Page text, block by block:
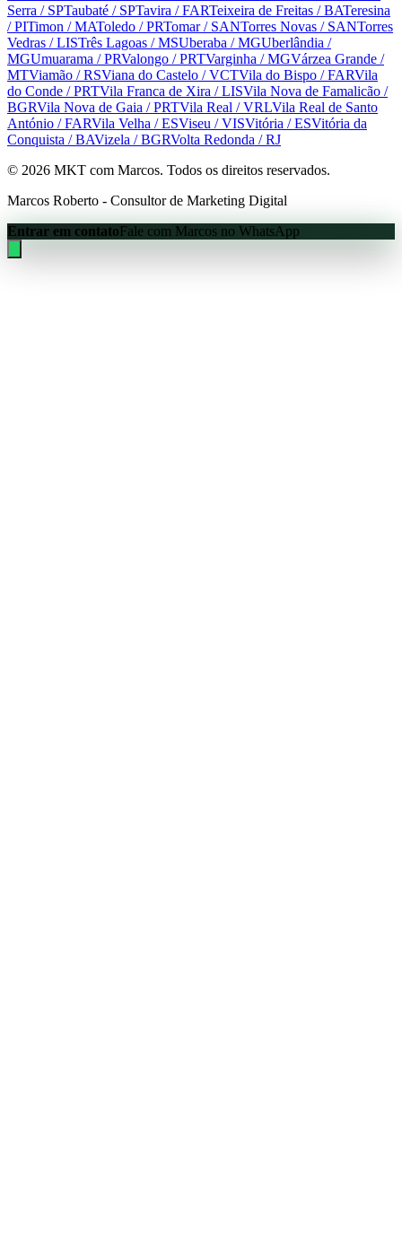
Serra / SPTaubaté / SPTavira / FARTeixeira de Freitas / BATeresina
/ PITimon / MAToledo / PRTomar/ SANTorres Novas / SANTorres
Vedras / LISTrês Lagoas / MSUberaba / MGUberlândia /
MGUmuarama / PRValongo / PRTVarginha / MGVárzea Grande /
MTViamão / RSViana do Castelo / VCTVila do Bispo / FARVila
do Conde / PRTVila Franca de Xira / LISVila Nova de Famalicão /
BGRVila Nova de Gaia / PRTVila Real / VRLVila Real de Santo
António / FARVila Velha / ESViseu / VISVitória / ESVitória da
Conquista / BAVizela / BGRVolta Redonda / RJ
© 2026 MKT com Marcos. Todos os direitos reservados.
Marcos Roberto - Consultor de Marketing Digital
Entrar em contatoFale com Marcos no WhatsApp